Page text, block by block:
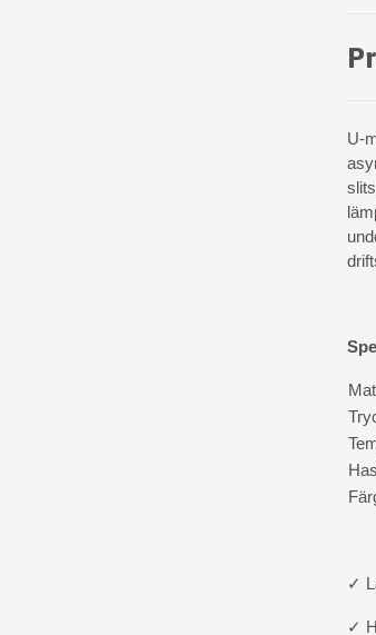
U-
✓
✓